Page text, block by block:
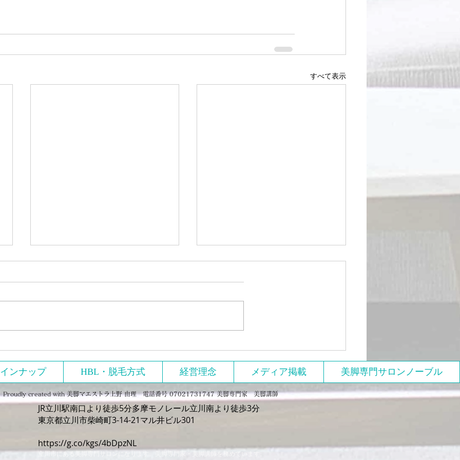
すべて表示
ンナップ HBL・脱毛方式 経営理念 メディア掲載 美脚専門サロンノーブル
Proudly created with美脚マエストラ上野 由理 電話番号 07021731747 美脚専門家 美脚講師
JR立川駅南口より徒歩5分多摩モノレール立川南より徒歩3分
​東京都立川市柴崎町3-14-21マル井ビル301
https://g.co/kgs/4bDpzNL